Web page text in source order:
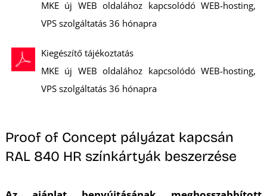
MKE új WEB oldalához kapcsolódó WEB-hosting,
VPS szolgáltatás 36 hónapra
Kiegészítő tájékoztatás
MKE új WEB oldalához kapcsolódó WEB-hosting,
VPS szolgáltatás 36 hónapra
Proof of Concept pályázat kapcsán
RAL 840 HR színkártyák beszerzése